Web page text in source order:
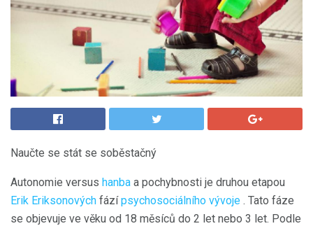
Naučte se stát se soběstačný
Autonomie versus hanba a pochybnosti je druhou etapou
Erik Eriksonových fázípsychosociálního vývoje . Tato fáze
se objevuje ve věku od 18 měsíců do 2 let nebo 3 let. Podle